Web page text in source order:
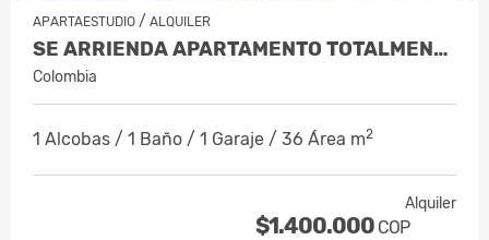
APARTAESTUDIO / ALQUILER
SE ARRIENDA APARTAMENTO TOTALMENTE A…
Colombia
1 Alcobas / 1 Baño / 1 Garaje / 36 Área m2
Alquiler
$1.400.000 COP